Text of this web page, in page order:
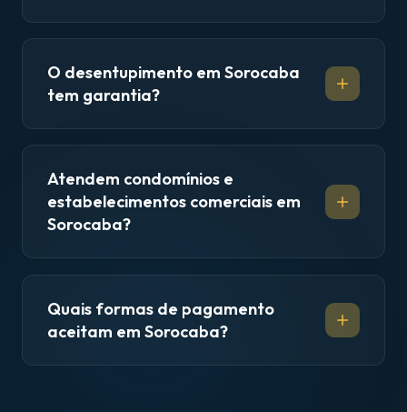
O desentupimento em Sorocaba
tem garantia?
Atendem condomínios e
estabelecimentos comerciais em
Sorocaba?
Quais formas de pagamento
aceitam em Sorocaba?